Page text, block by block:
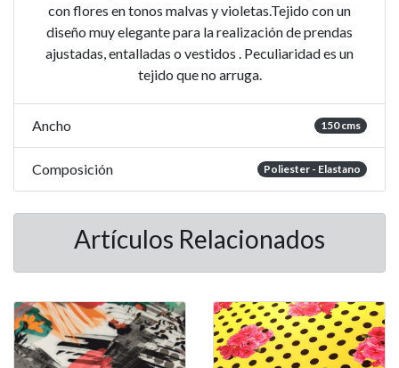
con flores en tonos malvas y violetas.Tejido con un
diseño muy elegante para la realización de prendas
ajustadas, entalladas o vestidos . Peculiaridad es un
tejido que no arruga.
Ancho 150 cms
Composición Poliester - Elastano
Artículos Relacionados